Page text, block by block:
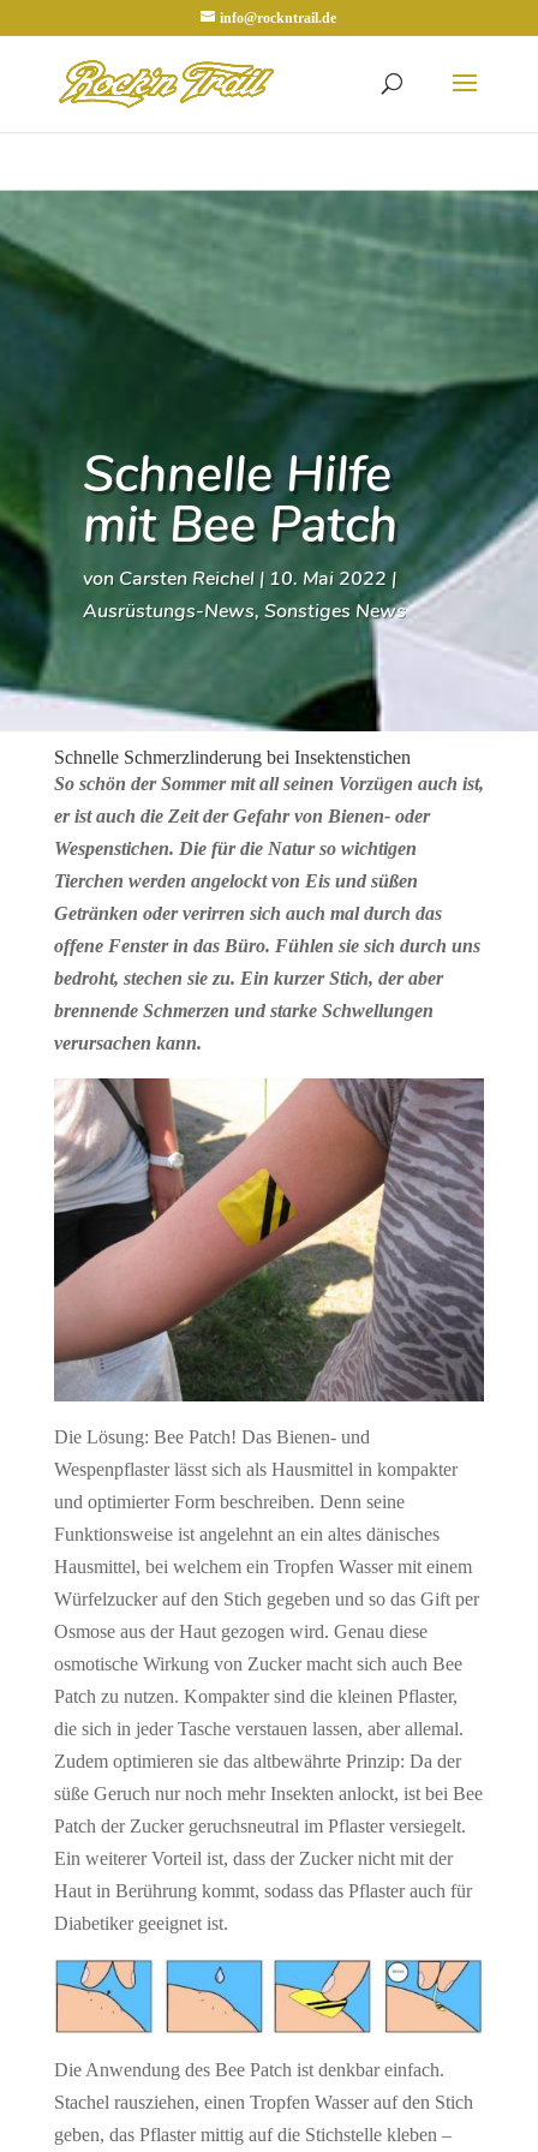
info@rockntrail.de
Schnelle Hilfe
mit Bee Patch
von Carsten Reichel| 10. Mai 2022|
Ausrüstungs-News,Sonstiges News
Schnelle Schmerzlinderung bei Insektenstichen
So schön der Sommer mit all seinen Vorzügen auch ist,
er ist auch die Zeit der Gefahr von Bienen- oder
Wespenstichen. Die für die Natur so wichtigen
Tierchen werden angelockt von Eis und süßen
Getränken oder verirren sich auch mal durch das
offene Fenster in das Büro. Fühlen sie sich durch uns
bedroht, stechen sie zu. Ein kurzer Stich, der aber
brennende Schmerzen und starke Schwellungen
verursachen kann.
Die Lösung: Bee Patch! Das Bienen- und
Wespenpflaster lässt sich als Hausmittel in kompakter
und optimierter Form beschreiben. Denn seine
Funktionsweise ist angelehnt an ein altes dänisches
Hausmittel, bei welchem ein Tropfen Wasser mit einem
Würfelzucker auf den Stich gegeben und so das Gift per
Osmose aus der Haut gezogen wird. Genau diese
osmotische Wirkung von Zucker macht sich auch Bee
Patch zu nutzen. Kompakter sind die kleinen Pflaster,
die sich in jeder Tasche verstauen lassen, aber allemal.
Zudem optimieren sie das altbewährte Prinzip: Da der
süße Geruch nur noch mehr Insekten anlockt, ist bei Bee
Patch der Zucker geruchsneutral im Pflaster versiegelt.
Ein weiterer Vorteil ist, dass der Zucker nicht mit der
Haut in Berührung kommt, sodass das Pflaster auch für
Diabetiker geeignet ist.
Die Anwendung des Bee Patch ist denkbar einfach.
Stachel rausziehen, einen Tropfen Wasser auf den Stich
geben, das Pflaster mittig auf die Stichstelle kleben –